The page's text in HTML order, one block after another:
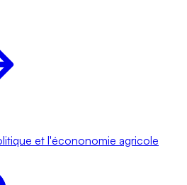
et l'écononomie agricole